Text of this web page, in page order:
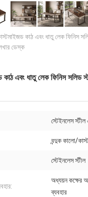
কাঠ এবং ধাতু লেক ফিনিস
ডেস্ক
কাঠ এবং ধাতু লেক ফিনিস সলিড
স্টেইনলেস স্টীল
বন্দুক কালো/
স্টেইনলেস স্টীল
অধ্যয়ন কক্ষের
ব্যবহার